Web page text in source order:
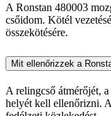
A Ronstan 480003
csőidom. Kötél
összekötésére.
Mit ellenőrizzek a
A relingcső átmérőjét,
helyét kell ellenőrizni.